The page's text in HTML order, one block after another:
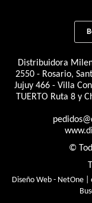
Distribuidora
2550 - Rosario,
Jujuy 466 - Villa
TUERTO Ruta 8 y
©
Diseño Web - NetOne